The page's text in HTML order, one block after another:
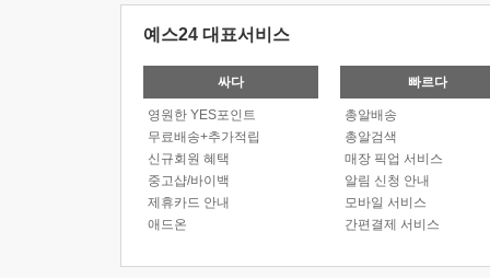
예스24 대표서비스
싸다
영원한 YES포인트
무료배송+추가적립
신규회원 혜택
중고샵/바이백
제휴카드 안내
애드온
빠르다
총알배송
총알검색
매장 픽업 서비스
알림 신청 안내
모바일 서비스
간편결제 서비스